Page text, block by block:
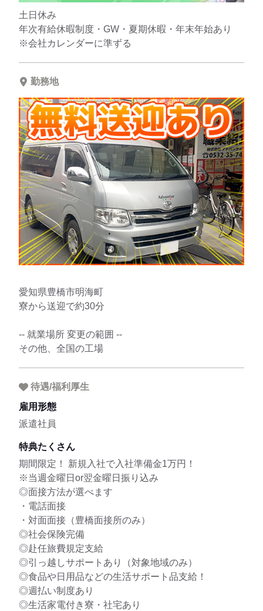
土日休み
年次有給休暇制度・GW・夏期休暇・年末年始あり
※会社カレンダーに準ずる
勤務地
愛知県豊橋市明海町
寮から送迎で約30分
-- 就業場所 変更の範囲 --
その他、全国の工場
待遇/福利厚生
雇用形態
派遣社員
特典たくさん
期間限定！ 新規入社で入社準備金1万円！
※当週金曜日or翌金曜日振り込み
◎面接方法が選べます
・電話面接
・対面面接（豊橋面接所のみ）
◎社会保険完備
◎赴任旅費規定支給
◎引っ越しサポートあり（対象地域のみ）
◎食品や日用品などの生活サポート品支給！
◎週払い制度あり
◎生活家電付き寮・社宅あり